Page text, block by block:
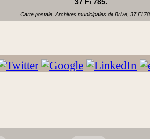
Carte postale. Archives municipales de Brive, 37 Fi